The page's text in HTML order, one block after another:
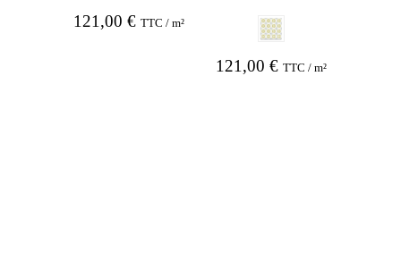
121,00 € TTC / m²
121,00 € TTC / m²